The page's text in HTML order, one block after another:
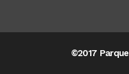
©2017